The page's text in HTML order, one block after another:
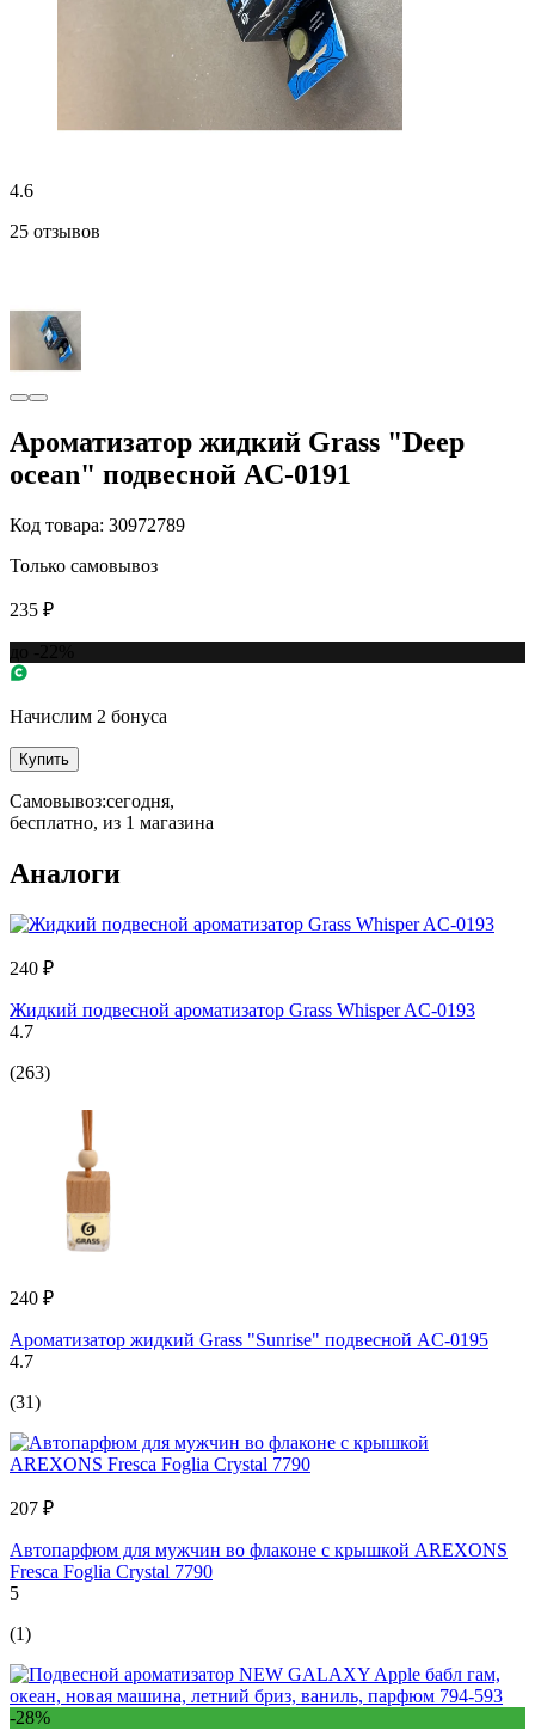
4.6
25 отзывов
Ароматизатор жидкий Grass "Deep
ocean" подвесной AC-0191
Код товара: 30972789
Только самовывоз
235 ₽
Начислим 2 бонуса
Купить
Самовывоз:сегодня,
бесплатно, из 1 магазина
Аналоги
240 ₽
Жидкий подвесной ароматизатор Grass Whisper AC-0193
4.7
(263)
240 ₽
Ароматизатор жидкий Grass "Sunrise" подвесной AC-0195
4.7
(31)
207 ₽
Автопарфюм для мужчин во флаконе с крышкой AREXONS
Fresca Foglia Crystal 7790
5
(1)
-28%